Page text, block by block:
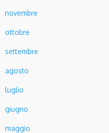
novembre
ottobre
settembre
agosto
luglio
giugno
maggio